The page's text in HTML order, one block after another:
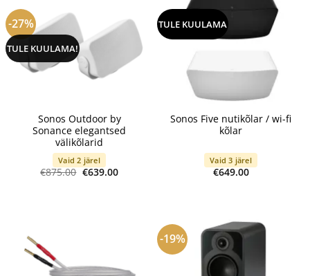
-27%
TULE KUULAMA!
Sonos Outdoor by
Sonance elegantsed
välikõlarid
Vaid 2 järel
€875.00 Algne
hind
€639.00Current
TULE KUULAMA
Sonos Five nutikõlar / wi-fi
kõlar
Vaid 3 järel
€649.00
-19%